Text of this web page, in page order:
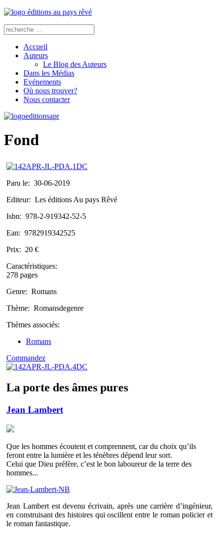
Accueil
Auteurs
Le Blog des Auteurs
Dans les Médias
Evénements
Où nous trouver?
Nous contacter
Fond
Paru le: 30-06-2019
Editeur: Les éditions Au pays Rêvé
Isbn: 978-2-919342-52-5
Ean: 9782919342525
Prix: 20 €
Caractéristiques:
278 pages
Genre: Romans
Thème: Romansdegenre
Thèmes associés:
Romans
Commandez
La porte des âmes pures
Jean Lambert
Que les hommes écoutent et comprennent, car du choix qu’ils
feront entre la lumière et les ténèbres dépend leur sort.
Celui que Dieu préfère, c’est le bon laboureur de la terre des
hommes...
Jean Lambert est devenu écrivain, après une carrière d’ingénieur,
en construisant des histoires qui oscillent entre le roman policier et
le roman fantastique.